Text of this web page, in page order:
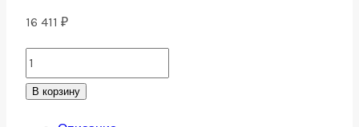
16 411 ₽
ТСТ
Корончатое
В корзину